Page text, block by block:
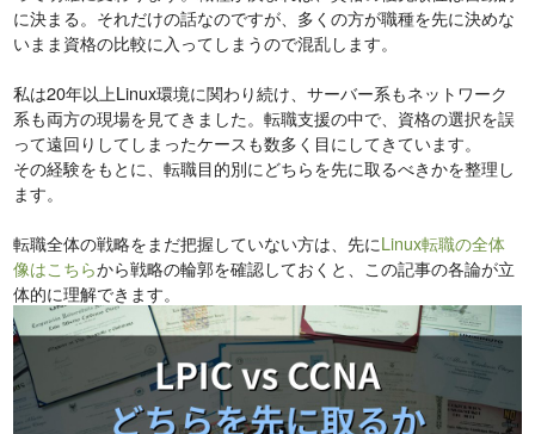
に決まる。それだけの話なのですが、多くの方が職種を先に決めな
いまま資格の比較に入ってしまうので混乱します。
私は20年以上Linux環境に関わり続け、サーバー系もネットワーク
系も両方の現場を見てきました。転職支援の中で、資格の選択を誤
って遠回りしてしまったケースも数多く目にしてきています。
その経験をもとに、転職目的別にどちらを先に取るべきかを整理し
ます。
転職全体の戦略をまだ把握していない方は、先にLinux転職の全体
像はこちらから戦略の輪郭を確認しておくと、この記事の各論が立
体的に理解できます。